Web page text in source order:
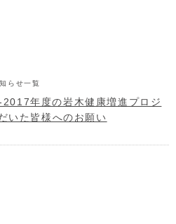
らせ一覧
2017年度の岩木健康増進プロジ
いた皆様へのお願い